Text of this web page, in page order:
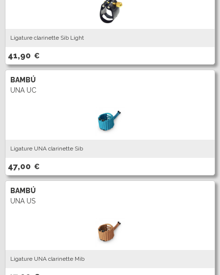
Ligature clarinette Sib Light
41,90 €
BAMBÚ
UNA UC
Ligature UNA clarinette Sib
47,00 €
BAMBÚ
UNA US
Ligature UNA clarinette Mib